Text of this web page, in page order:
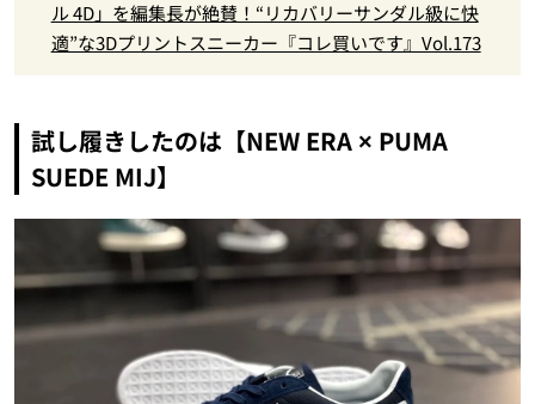
ル 4D」を編集長が絶賛！“リカバリーサンダル級に快
適”な3Dプリントスニーカー『コレ買いです』Vol.173
試し履きしたのは【NEW ERA × PUMA
SUEDE MIJ】